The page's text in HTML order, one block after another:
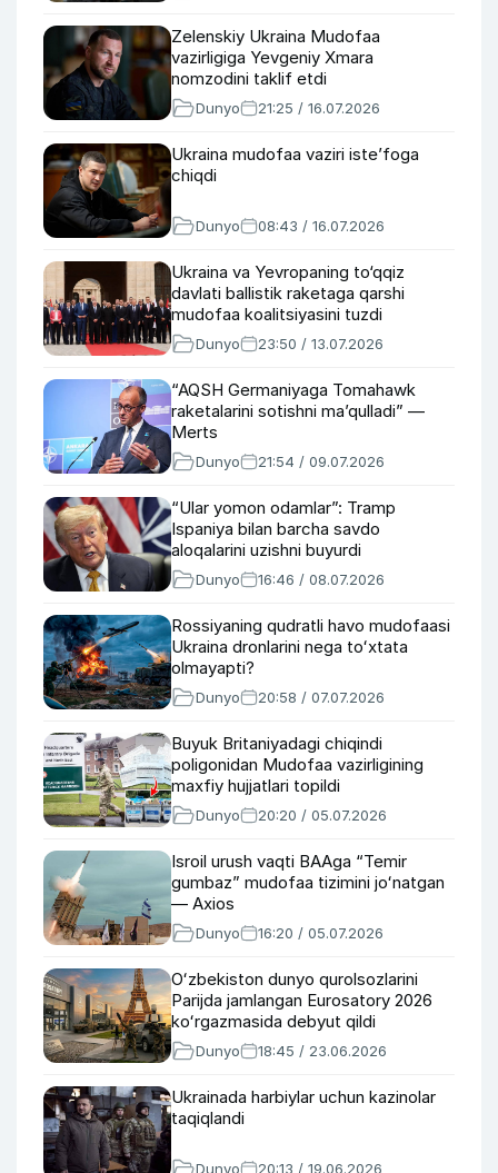
Zelenskiy Ukraina Mudofaa
vazirligiga Yevgeniy Xmara
nomzodini taklif etdi
Dunyo 21:25 / 16.07.2026
Ukraina mudofaa vaziri iste’foga
chiqdi
Dunyo 08:43 / 16.07.2026
Ukraina va Yevropaning to‘qqiz
davlati ballistik raketaga qarshi
mudofaa koalitsiyasini tuzdi
Dunyo 23:50 / 13.07.2026
“AQSH Germaniyaga Tomahawk
raketalarini sotishni ma’qulladi” —
Merts
Dunyo 21:54 / 09.07.2026
“Ular yomon odamlar”: Tramp
Ispaniya bilan barcha savdo
aloqalarini uzishni buyurdi
Dunyo 16:46 / 08.07.2026
Rossiyaning qudratli havo mudofaasi
Ukraina dronlarini nega toʻxtata
olmayapti?
Dunyo 20:58 / 07.07.2026
Buyuk Britaniyadagi chiqindi
poligonidan Mudofaa vazirligining
maxfiy hujjatlari topildi
Dunyo 20:20 / 05.07.2026
Isroil urush vaqti BAAga “Temir
gumbaz” mudofaa tizimini joʻnatgan
— Axios
Dunyo 16:20 / 05.07.2026
Oʻzbekiston dunyo qurolsozlarini
Parijda jamlangan Eurosatory 2026
koʻrgazmasida debyut qildi
Dunyo 18:45 / 23.06.2026
Ukrainada harbiylar uchun kazinolar
taqiqlandi
Dunyo 20:13 / 19.06.2026